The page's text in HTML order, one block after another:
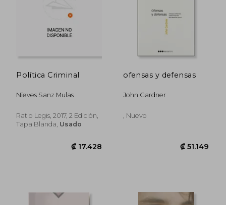
₡ 16.745 ₡
Política Criminal
Nieves Sanz Mulas
Ratio Legis, 2017, 2 Edición,
Tapa Blanda, Usado
ofensas y defensas
John Gardner
, Nuevo